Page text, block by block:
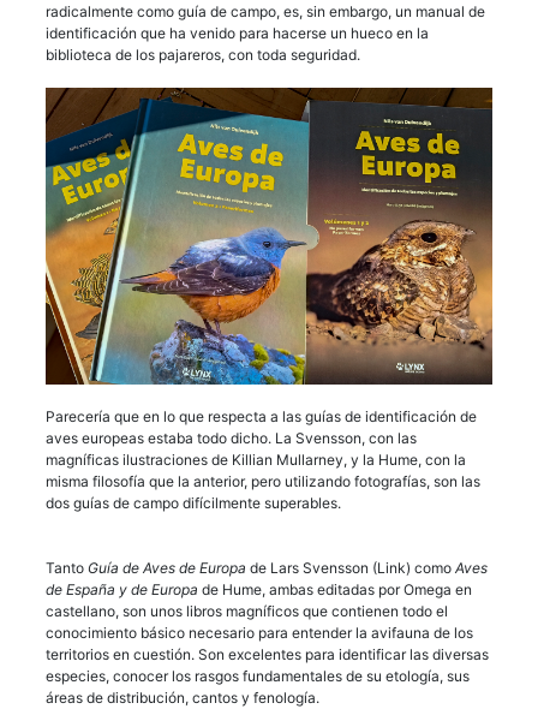
radicalmente como guía de campo, es, sin embargo, un manual de
identificación que ha venido para hacerse un hueco en la
biblioteca de los pajareros, con toda seguridad.
Parecería que en lo que respecta a las guías de identificación de
aves europeas estaba todo dicho. La Svensson, con las
magníficas ilustraciones de Killian Mullarney, y la Hume, con la
misma filosofía que la anterior, pero utilizando fotografías, son las
dos guías de campo difícilmente superables.
Tanto Guía de Aves de Europa de Lars Svensson (Link) como Aves
de España y de Europa de Hume, ambas editadas por Omega en
castellano, son unos libros magníficos que contienen todo el
conocimiento básico necesario para entender la avifauna de los
territorios en cuestión. Son excelentes para identificar las diversas
especies, conocer los rasgos fundamentales de su etología, sus
áreas de distribución, cantos y fenología.